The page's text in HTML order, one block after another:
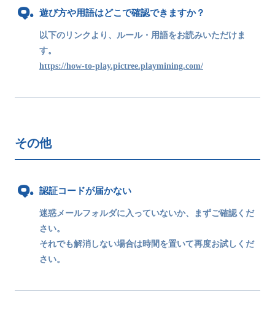
遊び方や用語はどこで確認できますか？
以下のリンクより、ルール・用語をお読みいただけま
す。
https://how-to-play.pictree.playmining.com/
その他
認証コードが届かない
迷惑メールフォルダに入っていないか、まずご確認くだ
さい。
それでも解消しない場合は時間を置いて再度お試しくだ
さい。